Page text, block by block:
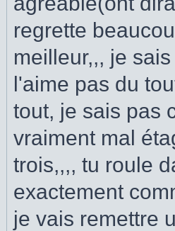
regrette
meilleur,,, je
l'aime pas du
tout, je sais pas
vraiment mal
trois,,,, tu roule
exactement
je vais remettre